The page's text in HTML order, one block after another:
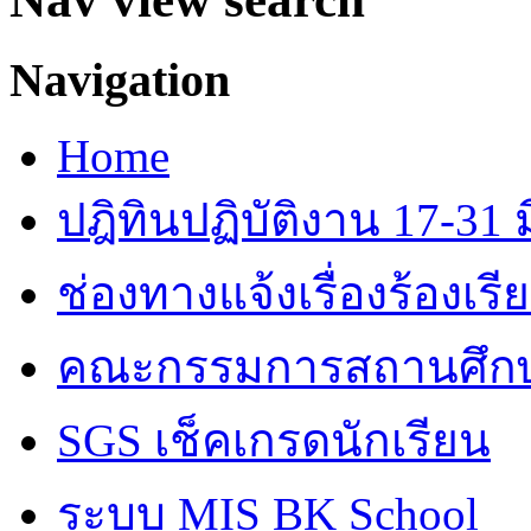
Navigation
Home
ปฎิทินปฏิบัติงาน 17-31
ช่องทางแจ้งเรื่องร้องเ
คณะกรรมการสถานศึก
SGS เช็คเกรดนักเรียน
ระบบ MIS BK School